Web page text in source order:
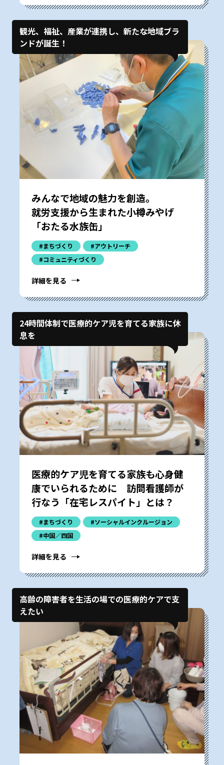
観光、福祉、産業が連携し、新たな地域ブラ
ンドが誕生！
みんなで地域の魅力を創造。
就労支援から生まれた小樽みやげ
「おたる水族缶」
#まちづくり
#アウトリーチ
#コミュニティづくり
詳細を見る
24時間体制で医療的ケア児を育てる家族に休
息を
医療的ケア児を育てる家族も心身健
康でいられるために―― 訪問看護師が
行なう「在宅レスパイト」とは？
#まちづくり
#ソーシャルインクルージョン
#中国／四国
詳細を見る
高齢の障害者を生活の場での医療的ケアで支
えたい